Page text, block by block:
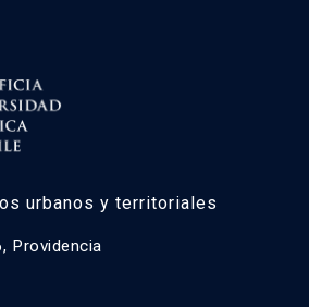
urbanos y territoriales
Providencia